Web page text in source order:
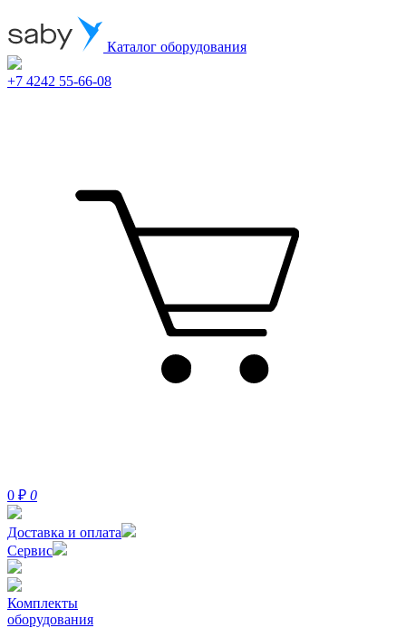
Каталог оборудования
+7 4242 55-66-08
0 ₽ 0
Доставка и оплата
Сервис
Комплекты
оборудования